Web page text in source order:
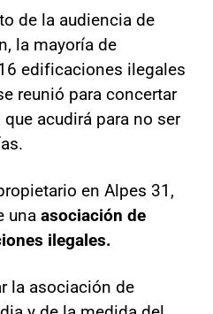
de la audiencia de
la mayoría de
edificaciones ilegales
reunió para concertar
acudirá para no ser
en Alpes 31,
una asociación de
ilegales.
la asociación de